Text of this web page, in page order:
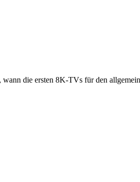
die ersten 8K-TVs für den